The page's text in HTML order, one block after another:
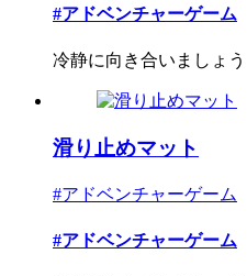
#アドベンチャーゲーム
冷静に向き合いましょう
滑り止めマット
#アドベンチャーゲーム
#アドベンチャーゲーム